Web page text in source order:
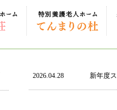
2026.04.28 新年度